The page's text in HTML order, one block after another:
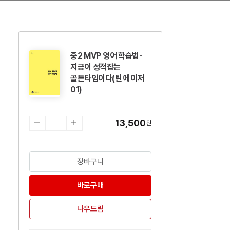
중2 MVP 영어 학습법-
지금이 성적잡는
골든타임이다(틴 에이저
01)
13,500원
장바구니
바로구매
나우드림